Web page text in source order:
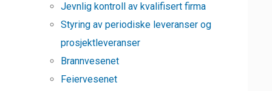
Jevnlig kontroll av kvalifisert firma
Styring av periodiske leveranser og
prosjektleveranser
Brannvesenet
Feiervesenet